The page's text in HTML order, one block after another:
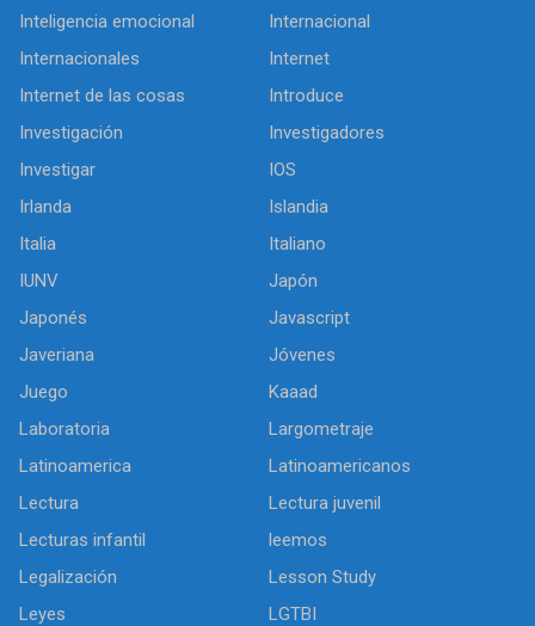
Inteligencia emocional
Internacional
Internacionales
Internet
Internet de las cosas
Introduce
Investigación
Investigadores
Investigar
IOS
Irlanda
Islandia
Italia
Italiano
IUNV
Japón
Japonés
Javascript
Javeriana
Jóvenes
Juego
Kaaad
Laboratoria
Largometraje
Latinoamerica
Latinoamericanos
Lectura
Lectura juvenil
Lecturas infantil
leemos
Legalización
Lesson Study
Leyes
LGTBI